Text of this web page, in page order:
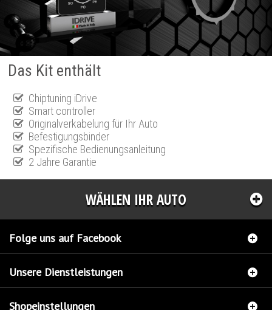
Das Kit enthält
Chiptuning iDrive
Smart controller
Originalverkabelung für Ihr Auto
Befestigungsbinder
Spezifische Bedienungsanleitung
2 Jahre Garantie
WÄHLEN IHR AUTO
Folge uns auf Facebook
Unsere Dienstleistungen
Shopeinstellungen